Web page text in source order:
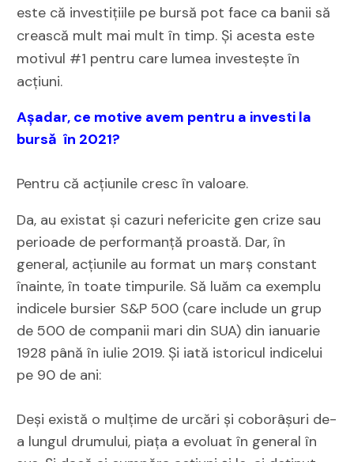
este că investițiile pe bursă pot face ca banii să
crească mult mai mult în timp. Și acesta este
motivul #1 pentru care lumea investește în
acțiuni.
Așadar, ce motive avem pentru a investi la
bursă în 2021?
Pentru că acțiunile cresc în valoare.
Da, au existat și cazuri nefericite gen crize sau
perioade de performanță proastă. Dar, în
general, acțiunile au format un marș constant
înainte, în toate timpurile. Să luăm ca exemplu
indicele bursier S&P 500 (care include un grup
de 500 de companii mari din SUA) din ianuarie
1928 până în iulie 2019. Și iată istoricul indicelui
pe 90 de ani:
Deși există o mulțime de urcări și coborâșuri de-
a lungul drumului, piața a evoluat în general în